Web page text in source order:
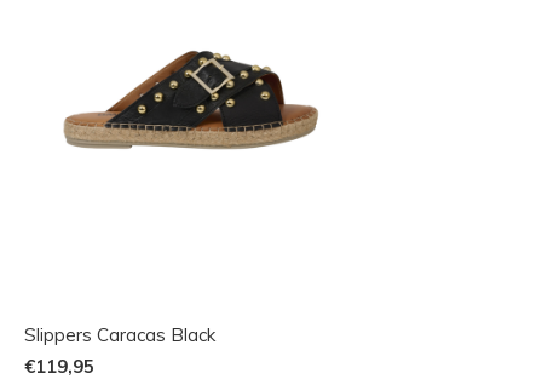
Slippers Caracas Black
€119,95